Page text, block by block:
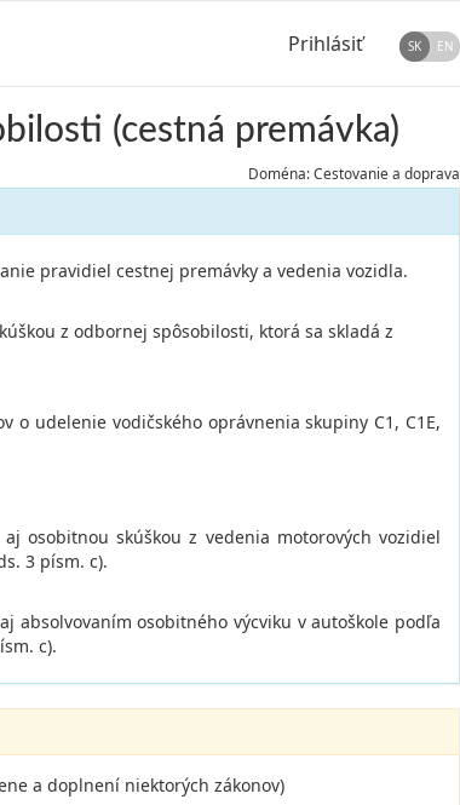
Prihlásiť SK EN
(cestná premávka)
Doména: Cestovanie a doprava
pravidiel cestnej premávky a vedenia vozidla.
z odbornej spôsobilosti, ktorá sa skladá z
o udelenie vodičského oprávnenia skupiny C1, C1E,
osobitnou skúškou z vedenia motorových vozidiel
3 písm. c).
absolvovaním osobitného výcviku v autoškole podľa
c).
a doplnení niektorých zákonov)